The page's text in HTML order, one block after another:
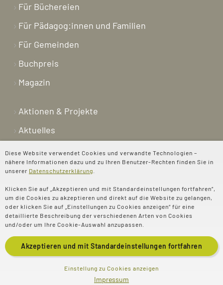
Diese Website verwendet Cookies und verwandte Technologien –
nähere Informationen dazu und zu Ihren Benutzer-Rechten finden Sie in
unserer Datenschutzerklärung
Klicken Sie auf „Akzeptieren und mit Standardeinstellungen fortfahren“,
um die Cookies zu akzeptieren und direkt auf die Website zu gelangen,
oder klicken Sie auf „Einstellungen zu Cookies anzeigen“ für eine
detaillierte Beschreibung der verschiedenen Arten von Cookies
und/oder um Ihre Cookie-Auswahl anzupassen.
Akzeptieren und mit Standardeinstellungen fortfahren
Einstellung zu Cookies anzeigen
Impressum
Für Büchereien
Für Pädagog:innen und Familien
Für Gemeinden
Buchpreis
Magazin
Aktionen & Projekte
Aktuelles
Newsletter
Shop
Kontakt
Über uns
Spenden
© 2025 Evangelisches
Impressum